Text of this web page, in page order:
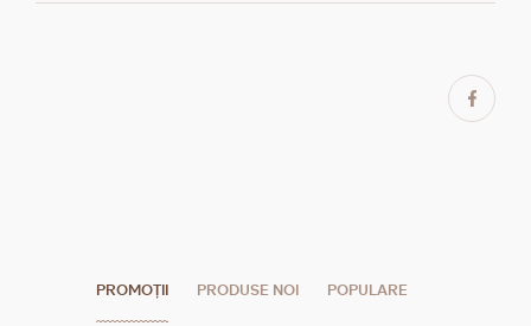
PROMOȚII PRODUSE NOI POPULARE